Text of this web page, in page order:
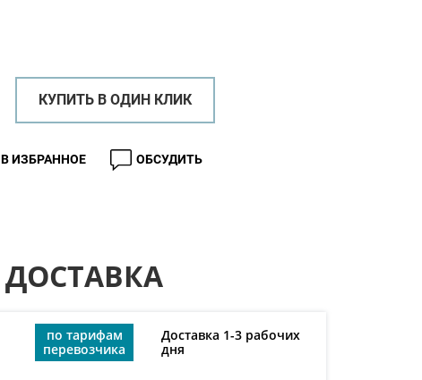
КУПИТЬ В ОДИН КЛИК
В ИЗБРАННОЕ ОБСУДИТЬ
ДОСТАВКА
по тарифам
перевозчика
Доставка 1-3 рабочих
дня